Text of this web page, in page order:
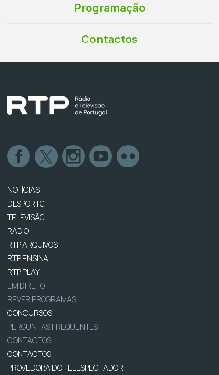
Programação
Contactos
NOTÍCIAS
DESPORTO
TELEVISÃO
RÁDIO
RTP ARQUIVOS
RTP ENSINA
RTP PLAY
EM DIRETO
REVER PROGRAMAS
CONCURSOS
PERGUNTAS FREQUENTES
CONTACTOS
CONTACTOS
PROVEDORA DO TELESPECTADOR